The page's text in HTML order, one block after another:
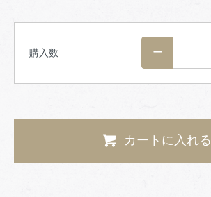
購入数
カートに入れる